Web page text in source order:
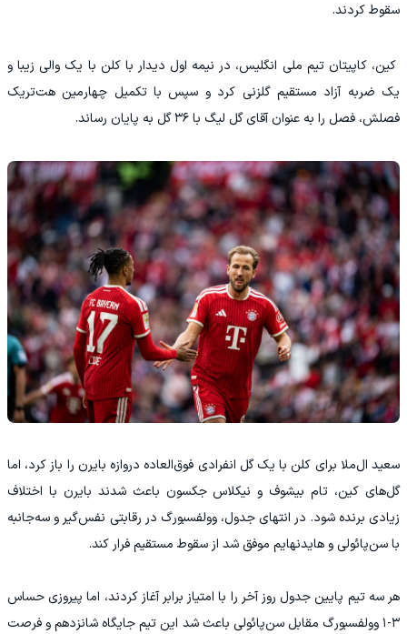
سقوط کردند.
کین، کاپیتان تیم ملی انگلیس، در نیمه اول دیدار با کلن با یک والی زیبا و
یک ضربه آزاد مستقیم گلزنی کرد و سپس با تکمیل چهارمین هت‌تریک
فصلش، فصل را به عنوان آقای گل لیگ با ۳۶ گل به پایان رساند.
سعید ال‌ملا برای کلن با یک گل انفرادی فوق‌العاده دروازه بایرن را باز کرد، اما
گل‌های کین، تام بیشوف و نیکلاس جکسون باعث شدند بایرن با اختلاف
زیادی برنده شود. در انتهای جدول، وولفسبورگ در رقابتی نفس‌گیر و سه‌جانبه
با سن‌پائولی و هایدنهایم موفق شد از سقوط مستقیم فرار کند.
هر سه تیم پایین جدول روز آخر را با امتیاز برابر آغاز کردند، اما پیروزی حساس
۳-۱ وولفسبورگ مقابل سن‌پائولی باعث شد این تیم جایگاه شانزدهم و فرصت